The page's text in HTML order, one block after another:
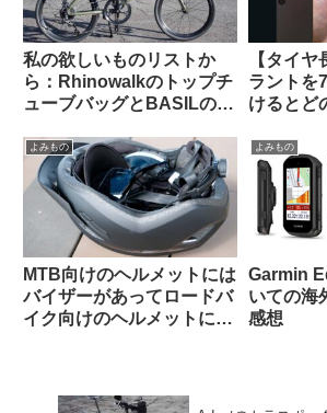
私の欲しいものリストか
ら：Rhinowalkのトップチ
ューブバッグとBASILのポ
ア
【タイ
ラントを
けるとど
ら）
よみもの
MTB向けのヘルメットには
バイザーがあってロードバ
イク向けのヘルメットにな
よみもの
Garmin
いての海
感想